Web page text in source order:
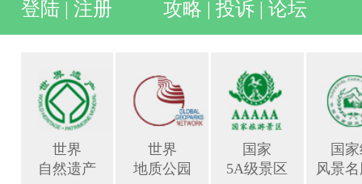
登陆| 注册 攻略 | 投诉| 论坛
世界
自然遗产
世界
地质公园
国家
5A级景区
国
风景